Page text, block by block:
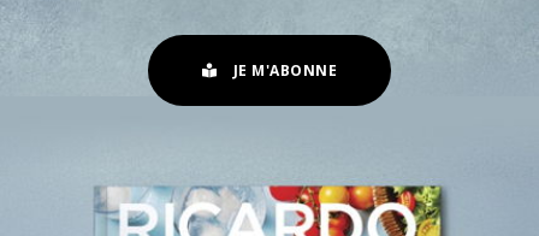
JE M'ABONNE